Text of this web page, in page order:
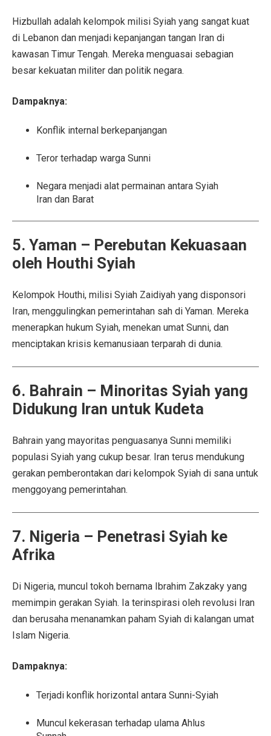
Hizbullah adalah kelompok milisi Syiah yang sangat kuat
di Lebanon dan menjadi kepanjangan tangan Iran di
kawasan Timur Tengah. Mereka menguasai sebagian
besar kekuatan militer dan politik negara.
Dampaknya:
Konflik internal berkepanjangan
Teror terhadap warga Sunni
Negara menjadi alat permainan antara Syiah
Iran dan Barat
5. Yaman – Perebutan Kekuasaan
oleh Houthi Syiah
Kelompok Houthi, milisi Syiah Zaidiyah yang disponsori
Iran, menggulingkan pemerintahan sah di Yaman. Mereka
menerapkan hukum Syiah, menekan umat Sunni, dan
menciptakan krisis kemanusiaan terparah di dunia.
6. Bahrain – Minoritas Syiah yang
Didukung Iran untuk Kudeta
Bahrain yang mayoritas penguasanya Sunni memiliki
populasi Syiah yang cukup besar. Iran terus mendukung
gerakan pemberontakan dari kelompok Syiah di sana untuk
menggoyang pemerintahan.
7. Nigeria – Penetrasi Syiah ke
Afrika
Di Nigeria, muncul tokoh bernama Ibrahim Zakzaky yang
memimpin gerakan Syiah. Ia terinspirasi oleh revolusi Iran
dan berusaha menanamkan paham Syiah di kalangan umat
Islam Nigeria.
Dampaknya:
Terjadi konflik horizontal antara Sunni-Syiah
Muncul kekerasan terhadap ulama Ahlus